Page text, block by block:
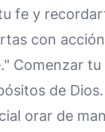
fe y
con
Comenzar
de Dios.
orar de